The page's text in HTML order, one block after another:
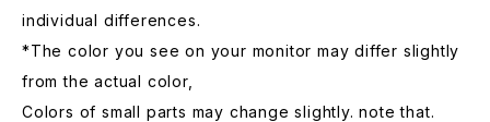
individual differences.
*The color you see on your monitor may differ slightly
from the actual color,
Colors of small parts may change slightly. note that.